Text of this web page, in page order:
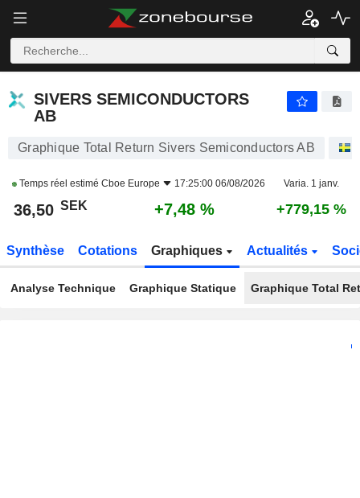
SIVERS SEMICONDUCTORS
AB
Graphique Total Return Sivers Semiconductors AB
Temps réel estimé Cboe Europe 17:25:00 06/08/2026 Varia. 1 janv.
36,50 SEK +7,48 % +779,15 %
Synthèse Cotations Graphiques Actualités
Analyse Technique Graphique Statique Graphique Total